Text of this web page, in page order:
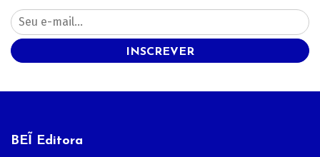
INSCREVER
BEĨ Editora